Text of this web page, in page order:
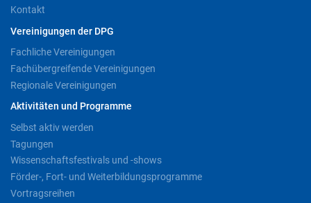
Kontakt
Vereinigungen der DPG
Fachliche Vereinigungen
Fachübergreifende Vereinigungen
Regionale Vereinigungen
Aktivitäten und Programme
Selbst aktiv werden
Tagungen
Wissenschaftsfestivals und -shows
Förder-, Fort- und Weiterbildungsprogramme
Vortragsreihen